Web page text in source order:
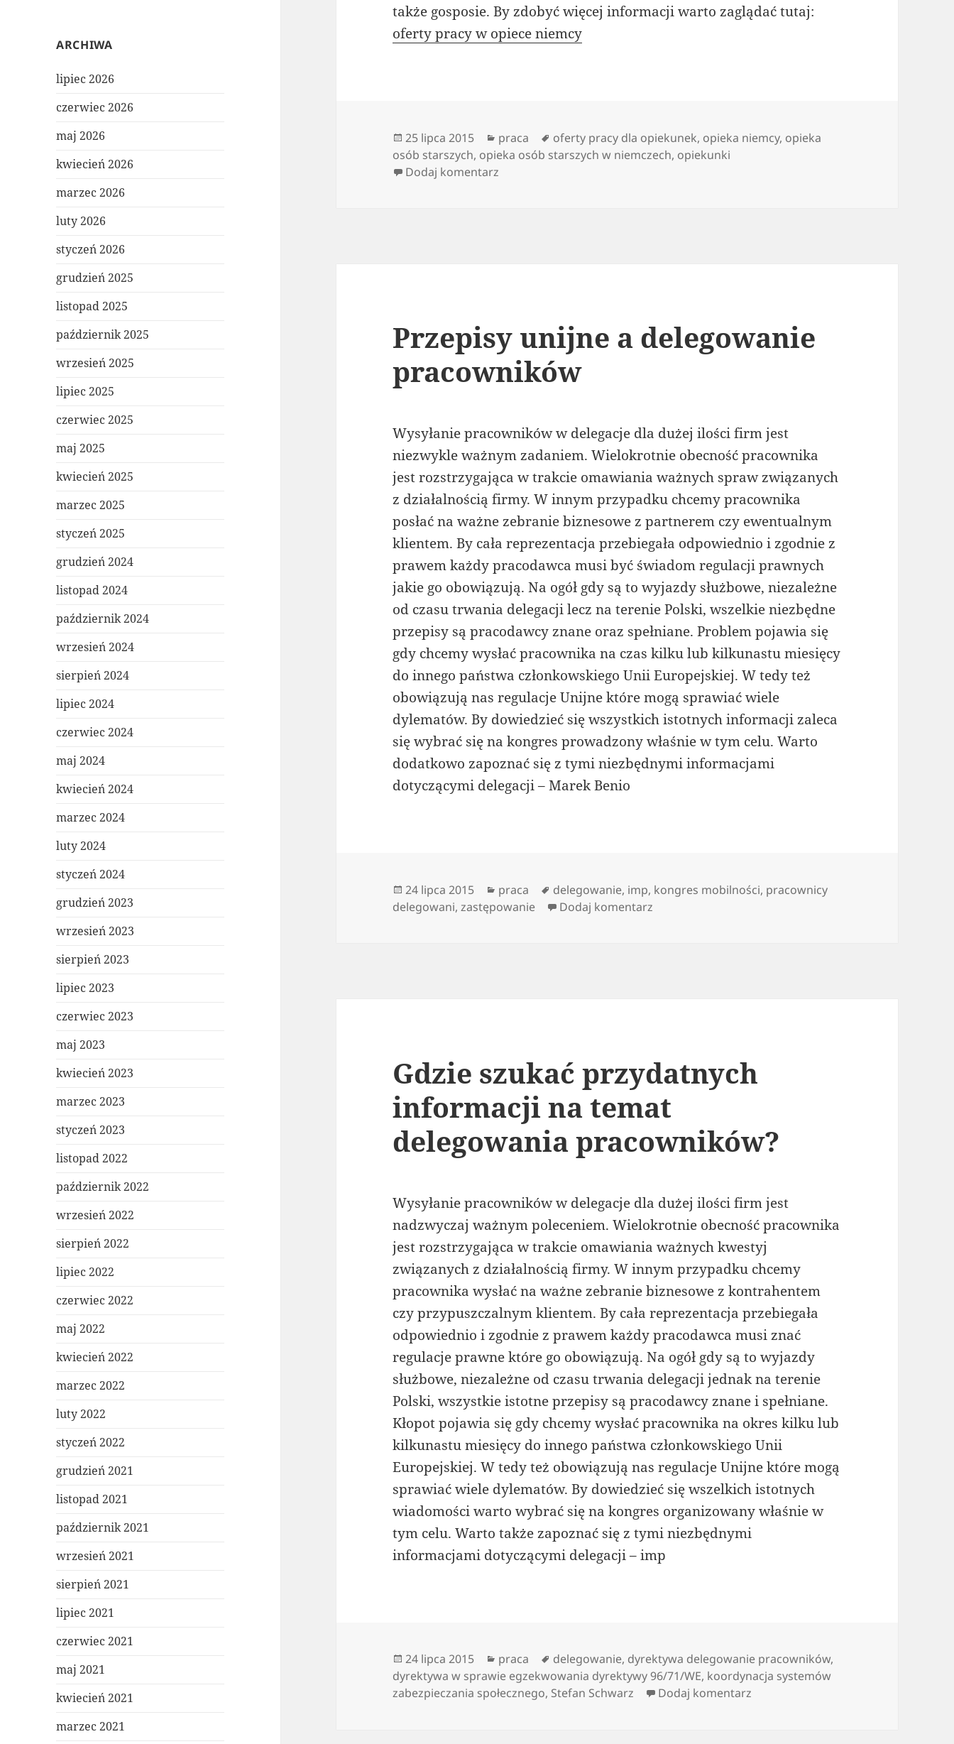
ARCHIWA
lipiec 2026
czerwiec 2026
maj 2026
kwiecień 2026
marzec 2026
luty 2026
styczeń 2026
grudzień 2025
listopad 2025
październik 2025
wrzesień 2025
lipiec 2025
czerwiec 2025
maj 2025
kwiecień 2025
marzec 2025
styczeń 2025
grudzień 2024
listopad 2024
październik 2024
wrzesień 2024
sierpień 2024
lipiec 2024
czerwiec 2024
maj 2024
kwiecień 2024
marzec 2024
luty 2024
styczeń 2024
grudzień 2023
wrzesień 2023
sierpień 2023
lipiec 2023
czerwiec 2023
maj 2023
kwiecień 2023
marzec 2023
styczeń 2023
listopad 2022
październik 2022
wrzesień 2022
sierpień 2022
lipiec 2022
czerwiec 2022
maj 2022
kwiecień 2022
marzec 2022
luty 2022
styczeń 2022
grudzień 2021
listopad 2021
październik 2021
wrzesień 2021
sierpień 2021
lipiec 2021
czerwiec 2021
maj 2021
kwiecień 2021
marzec 2021
także gosposie. By zdobyć więcej informacji warto zaglądać tutaj:
oferty pracy w opiece niemcy
Data
publikacji
25 lipca 2015 Kategorie
praca Tagi
oferty pracy dla opiekunek, opieka niemcy, opieka
osób starszych, opieka osób starszych w niemczech, opiekunki
Dodaj komentarz
Przepisy unijne a delegowanie
pracowników
Wysyłanie pracowników w delegacje dla dużej ilości firm jest
niezwykle ważnym zadaniem. Wielokrotnie obecność pracownika
jest rozstrzygająca w trakcie omawiania ważnych spraw związanych
z działalnością firmy. W innym przypadku chcemy pracownika
posłać na ważne zebranie biznesowe z partnerem czy ewentualnym
klientem. By cała reprezentacja przebiegała odpowiednio i zgodnie z
prawem każdy pracodawca musi być świadom regulacji prawnych
jakie go obowiązują. Na ogół gdy są to wyjazdy służbowe, niezależne
od czasu trwania delegacji lecz na terenie Polski, wszelkie niezbędne
przepisy są pracodawcy znane oraz spełniane. Problem pojawia się
gdy chcemy wysłać pracownika na czas kilku lub kilkunastu miesięcy
do innego państwa członkowskiego Unii Europejskiej. W tedy też
obowiązują nas regulacje Unijne które mogą sprawiać wiele
dylematów. By dowiedzieć się wszystkich istotnych informacji zaleca
się wybrać się na kongres prowadzony właśnie w tym celu. Warto
dodatkowo zapoznać się z tymi niezbędnymi informacjami
dotyczącymi delegacji – Marek Benio
Data
publikacji
24 lipca 2015 Kategorie
praca Tagi
delegowanie, imp, kongres mobilności, pracownicy
delegowani,zastępowanie Dodaj komentarz
Gdzie szukać przydatnych
informacji na temat
delegowania pracowników?
Wysyłanie pracowników w delegacje dla dużej ilości firm jest
nadzwyczaj ważnym poleceniem. Wielokrotnie obecność pracownika
jest rozstrzygająca w trakcie omawiania ważnych kwestyj
związanych z działalnością firmy. W innym przypadku chcemy
pracownika wysłać na ważne zebranie biznesowe z kontrahentem
czy przypuszczalnym klientem. By cała reprezentacja przebiegała
odpowiednio i zgodnie z prawem każdy pracodawca musi znać
regulacje prawne które go obowiązują. Na ogół gdy są to wyjazdy
służbowe, niezależne od czasu trwania delegacji jednak na terenie
Polski, wszystkie istotne przepisy są pracodawcy znane i spełniane.
Kłopot pojawia się gdy chcemy wysłać pracownika na okres kilku lub
kilkunastu miesięcy do innego państwa członkowskiego Unii
Europejskiej. W tedy też obowiązują nas regulacje Unijne które mogą
sprawiać wiele dylematów. By dowiedzieć się wszelkich istotnych
wiadomości warto wybrać się na kongres organizowany właśnie w
tym celu. Warto także zapoznać się z tymi niezbędnymi
informacjami dotyczącymi delegacji – imp
Data
publikacji
24 lipca 2015 Kategorie
praca Tagi
delegowanie, dyrektywa delegowanie pracowników,
dyrektywa w sprawie egzekwowania dyrektywy 96/71/WE, koordynacja systemów
zabezpieczania społecznego, Stefan Schwarz Dodaj komentarz